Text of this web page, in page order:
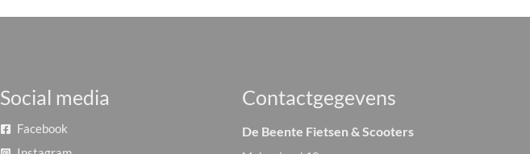
Social media
Facebook
Contactgegevens
De Beente Fietsen & Scooters